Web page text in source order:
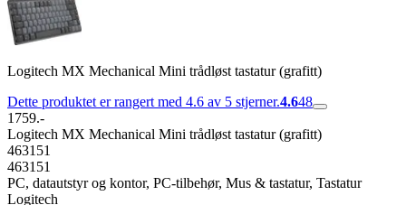
Logitech MX Mechanical Mini trådløst tastatur (grafitt)
Dette produktet er rangert med 4.6 av 5 stjerner.4.648
1759.-
Logitech MX Mechanical Mini trådløst tastatur (grafitt)
463151
463151
PC, datautstyr og kontor, PC-tilbehør, Mus & tastatur, Tastatur
Logitech